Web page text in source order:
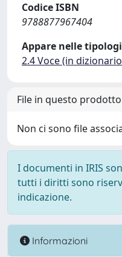
Codice ISBN
9788877967404
Appare nelle
2.4 Voce (in
File in questo
Non ci sono file
I documenti in IRIS
tutti i diritti sono
indicazione.
Informazioni